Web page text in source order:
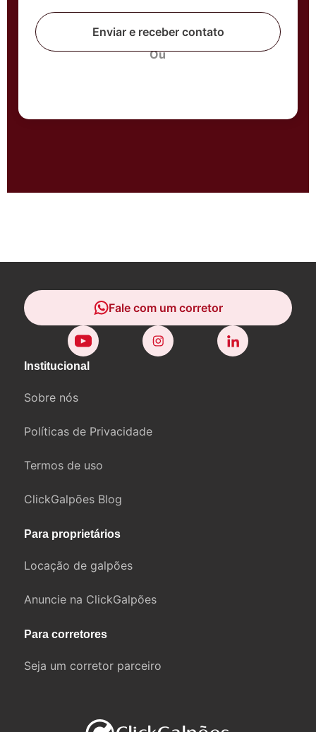
Enviar e receber contato
Ou
Institucional
Sobre nós
Políticas de Privacidade
Termos de uso
ClickGalpões Blog
Para proprietários
Locação de galpões
Anuncie na ClickGalpões
Para corretores
Seja um corretor parceiro
Fale com um corretor